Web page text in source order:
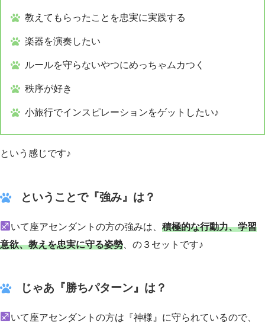
教えてもらったことを忠実に実践する
楽器を演奏したい
ルールを守らないやつにめっちゃムカつく
秩序が好き
小旅行でインスピレーションをゲットしたい♪
という感じです♪
ということで『強み』は？
いて座アセンダントの方の強みは、積極的な行動力、学習
意欲、教えを忠実に守る姿勢 、の３セットです♪
じゃあ『勝ちパターン』は？
いて座アセンダントの方は『神様』に守られているので、